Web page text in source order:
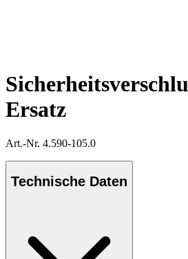
Ersatz
Art.-Nr. 4.590-105.0
Technische Daten